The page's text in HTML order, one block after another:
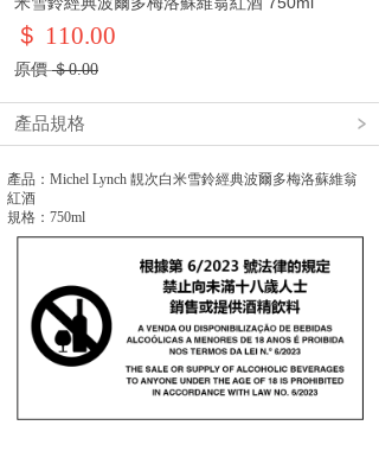
＄ 110.00
原價＄0.00
產品規格
產品：Michel Lynch 靚次白米雪鈴經典波爾多梅洛蘇維翁
紅酒
規格：750ml